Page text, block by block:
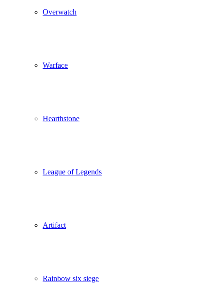
Overwatch
Warface
Hearthstone
League of Legends
Artifact
Rainbow six siege